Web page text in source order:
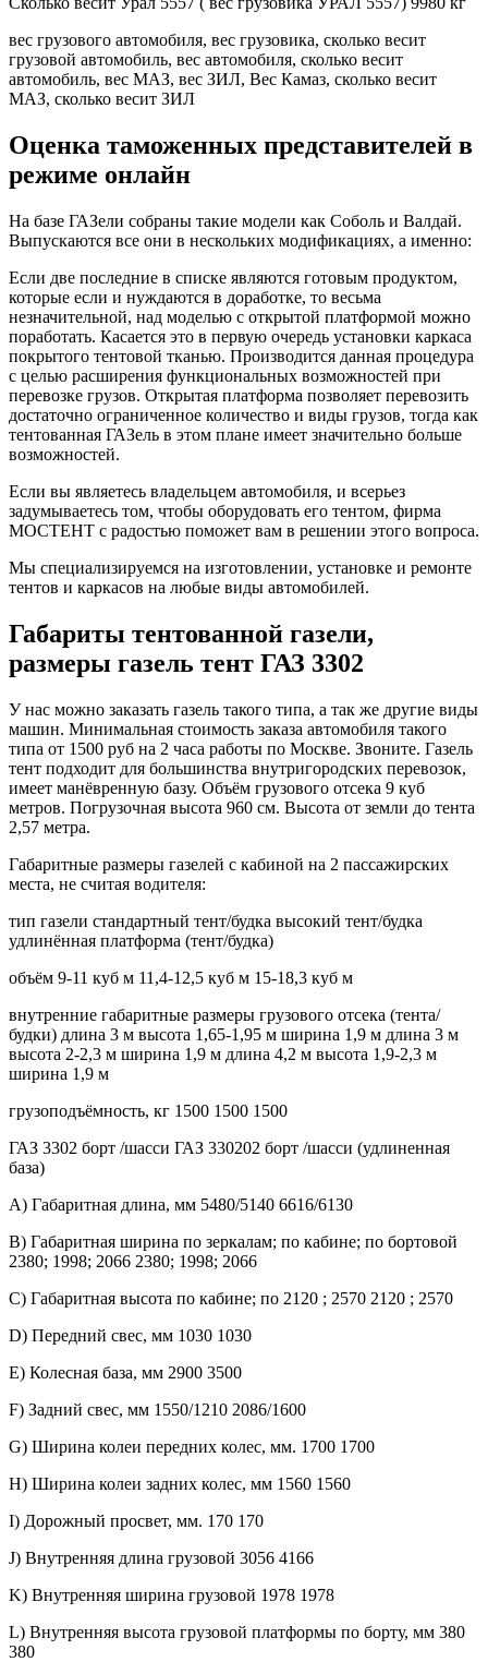
вес грузового автомобиля, вес грузовика, сколько весит
грузовой автомобиль, вес автомобиля, сколько весит
автомобиль, вес МАЗ, вес ЗИЛ, Вес Камаз, сколько весит
МАЗ, сколько весит ЗИЛ
Оценка таможенных представителей в
режиме онлайн
На базе ГАЗели собраны такие модели как Соболь и Валдай.
Выпускаются все они в нескольких модификациях, а именно:
Если две последние в списке являются готовым продуктом,
которые если и нуждаются в доработке, то весьма
незначительной, над моделью с открытой платформой можно
поработать. Касается это в первую очередь установки каркаса
покрытого тентовой тканью. Производится данная процедура
с целью расширения функциональных возможностей при
перевозке грузов. Открытая платформа позволяет перевозить
достаточно ограниченное количество и виды грузов, тогда как
тентованная ГАЗель в этом плане имеет значительно больше
возможностей.
Если вы являетесь владельцем автомобиля, и всерьез
задумываетесь том, чтобы оборудовать его тентом, фирма
МОСТЕНТ с радостью поможет вам в решении этого вопроса.
Мы специализируемся на изготовлении, установке и ремонте
тентов и каркасов на любые виды автомобилей.
Габариты тентованной газели,
размеры газель тент ГАЗ 3302
У нас можно заказать газель такого типа, а так же другие виды
машин. Минимальная стоимость заказа автомобиля такого
типа от 1500 руб на 2 часа работы по Москве. Звоните. Газель
тент подходит для большинства внутригородских перевозок,
имеет манёвренную базу. Объём грузового отсека 9 куб
метров. Погрузочная высота 960 см. Высота от земли до тента
2,57 метра.
Габаритные размеры газелей с кабиной на 2 пассажирских
места, не считая водителя:
тип газели стандартный тент/будка высокий тент/будка
удлинённая платформа (тент/будка)
объём 9-11 куб м 11,4-12,5 куб м 15-18,3 куб м
внутренние габаритные размеры грузового отсека (тента/
будки) длина 3 м высота 1,65-1,95 м ширина 1,9 м длина 3 м
высота 2-2,3 м ширина 1,9 м длина 4,2 м высота 1,9-2,3 м
ширина 1,9 м
грузоподъёмность, кг 1500 1500 1500
ГАЗ 3302 борт /шасси ГАЗ 330202 борт /шасси (удлиненная
база)
A) Габаритная длина, мм 5480/5140 6616/6130
B) Габаритная ширина по зеркалам; по кабине; по бортовой
2380; 1998; 2066 2380; 1998; 2066
C) Габаритная высота по кабине; по 2120 ; 2570 2120 ; 2570
D) Передний свес, мм 1030 1030
E) Колесная база, мм 2900 3500
F) Задний свес, мм 1550/1210 2086/1600
G) Ширина колеи передних колес, мм. 1700 1700
H) Ширина колеи задних колес, мм 1560 1560
I) Дорожный просвет, мм. 170 170
J) Внутренняя длина грузовой 3056 4166
K) Внутренняя ширина грузовой 1978 1978
L) Внутренняя высота грузовой платформы по борту, мм 380
380